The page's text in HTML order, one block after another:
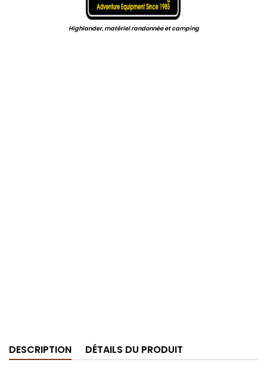
Highlander, matériel randonnée et camping
DESCRIPTION DÉTAILS DU PRODUIT